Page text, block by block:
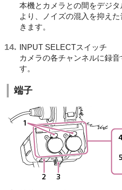
本機とカメラとの間をデジ
より、ノイズの混入を抑え
きます。
INPUT SELECTスイッチ
カメラの各チャンネルに録
す。
端子